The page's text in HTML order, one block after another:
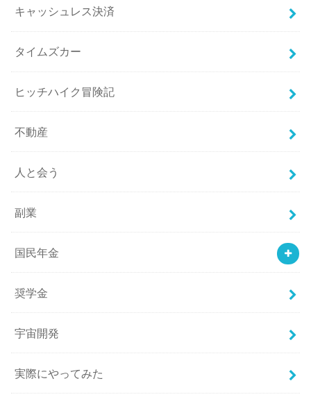
キャッシュレス決済
タイムズカー
ヒッチハイク冒険記
不動産
人と会う
副業
国民年金
奨学金
宇宙開発
実際にやってみた